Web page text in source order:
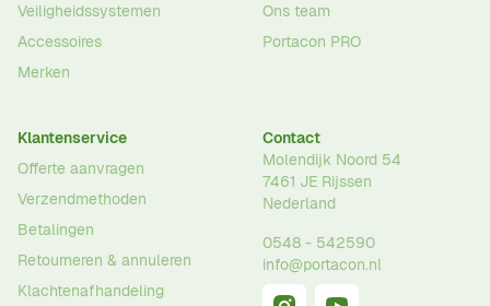
Veiligheidssystemen
Accessoires
Merken
Ons team
Portacon PRO
Klantenservice
Offerte aanvragen
Verzendmethoden
Betalingen
Retourneren & annuleren
Klachtenafhandeling
Contact
Molendijk Noord 54
7461 JE Rijssen
Nederland
0548 - 542590
info@portacon.nl